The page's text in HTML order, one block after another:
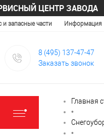
ЦЕНТР ЗАВОДА
и запасные части Информация
8 (495) 137-47-47
Заказать звонок
Главная
•
•